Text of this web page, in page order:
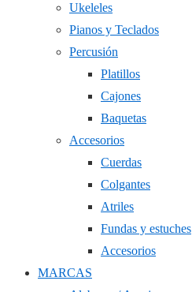
Ukeleles
Pianos y Teclados
Percusión
Platillos
Cajones
Baquetas
Accesorios
Cuerdas
Colgantes
Atriles
Fundas y estuches
Accesorios
MARCAS